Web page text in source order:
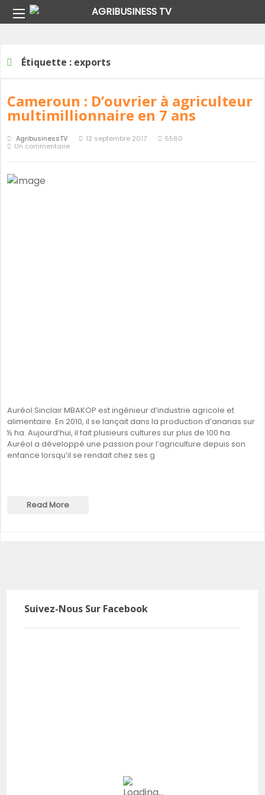
Étiquette :exports
Étiquette : exports
Cameroun : D’ouvrier à agriculteur
multimillionnaire en 7 ans
AgribusinessTV 12 septembre 2017
5560
Un commentaire
Auréol Sinclair MBAKOP est ingénieur d’industrie agricole et
alimentaire. En 2010, il se lançait dans la production d’ananas sur
½ ha. Aujourd’hui, il fait plusieurs cultures sur plus de 100 ha.
Auréol a développé une passion pour l’agriculture depuis son
enfance lorsqu’il se rendait chez ses g
Read More
Suivez-Nous Sur Facebook